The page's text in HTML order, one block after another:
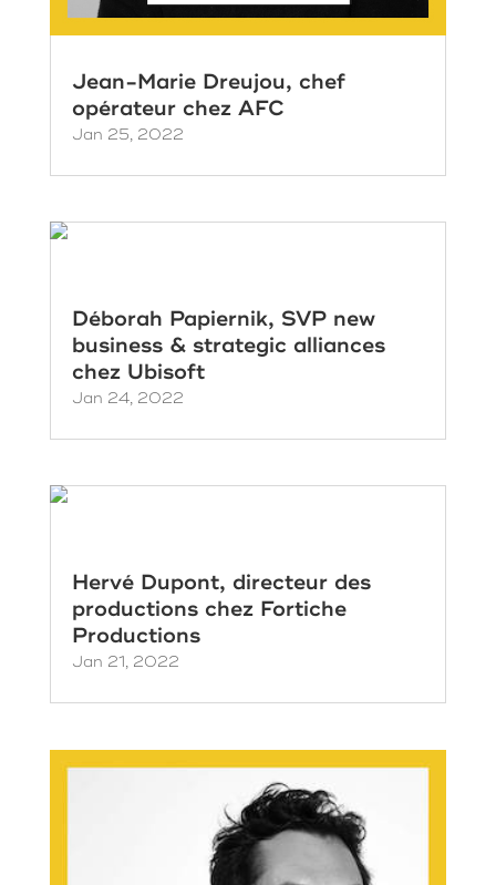
Jean-Marie Dreujou, chef
opérateur chez AFC
Jan 25, 2022
Déborah Papiernik, SVP new
business & strategic alliances
chez Ubisoft
Jan 24, 2022
Hervé Dupont, directeur des
productions chez Fortiche
Productions
Jan 21, 2022